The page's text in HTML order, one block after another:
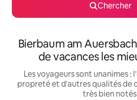
Chercher
Bierbaum am
de vacances les
Les voyageurs sont unanimes :
propreté et d'autres qualités de
très bien